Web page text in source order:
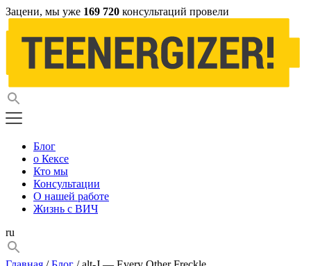
Зацени, мы уже 169 720 консультаций провели
Блог
о Кексе
Кто мы
Консультации
О нашей работе
Жизнь с ВИЧ
ru